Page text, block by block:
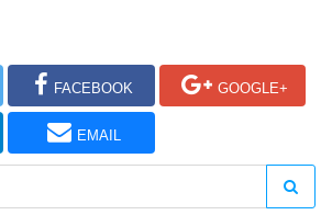
FACEBOOK GOOGLE+
EMAIL